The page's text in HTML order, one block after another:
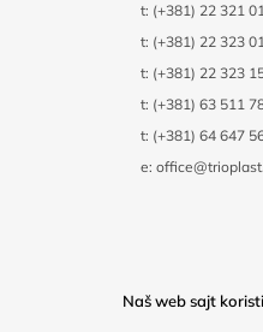
t: (+381) 22 321
t: (+381) 22 323
t: (+381) 22 323
t: (+381) 63 511
t: (+381) 64 647
e:
Naš web sajt